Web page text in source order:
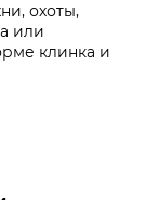
охоты,
или
клинка и